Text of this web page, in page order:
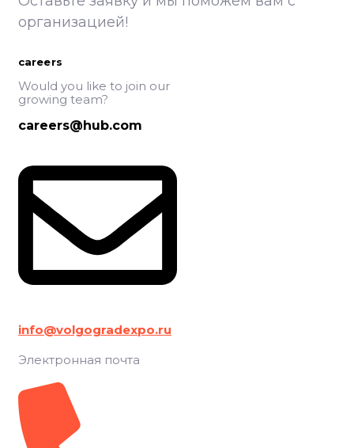
организацией!
careers
Would you like to join our
growing team?
careers@hub.com
info@volgogradexpo.ru
Электронная почта